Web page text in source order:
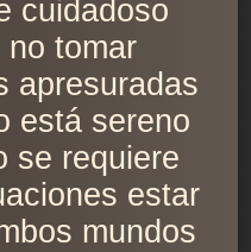
cuidadoso
no tomar
apresuradas
está sereno
se requiere
estar
mundos